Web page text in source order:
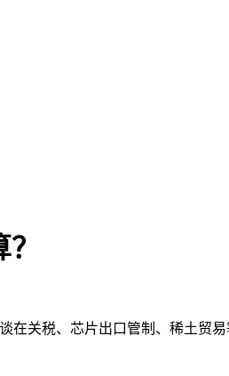
在关税、芯片出口管制、稀土贸